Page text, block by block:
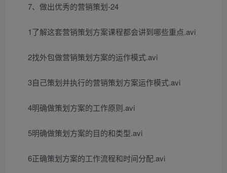
7、做出优秀的营销策划-24
1了解这套营销策划方案课程都会讲到哪些重点.avi
2找外包做营销策划方案的运作模式.avi
3自己策划并执行的营销策划方案运作模式.avi
4明确做策划方案的工作原则.avi
5明确做策划方案的目的和类型.avi
6正确策划方案的工作流程和时间分配.avi